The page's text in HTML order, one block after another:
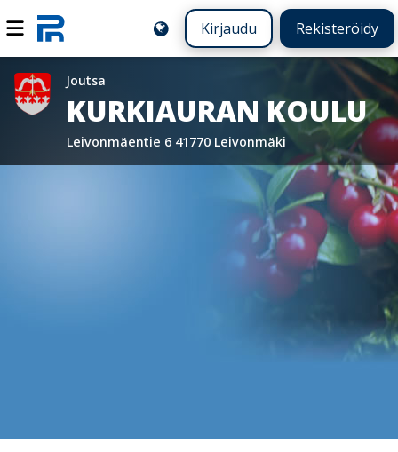
Kirjaudu Rekisteröidy
Joutsa
KURKIAURAN KOULU
Leivonmäentie 6 41770 Leivonmäki